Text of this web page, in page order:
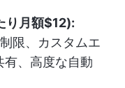
り月額$12):
限、カスタムエ
有、高度な自動